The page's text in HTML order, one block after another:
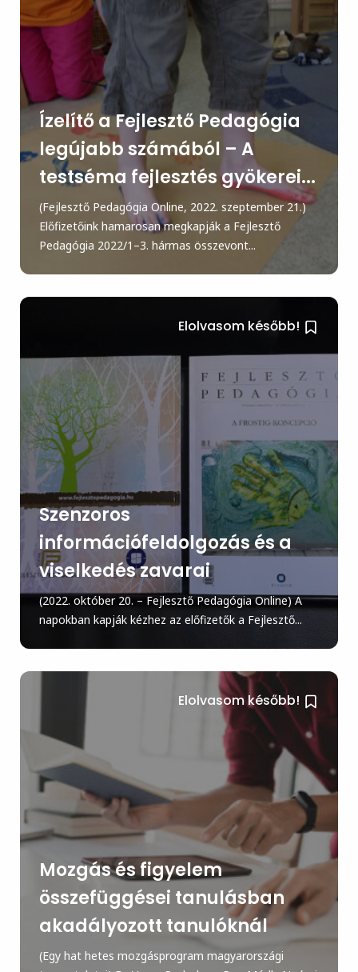
Ízelítő a Fejlesztő Pedagógia
legújabb számából – A
testséma fejlesztés gyökerei...
(Fejlesztő Pedagógia Online, 2022. szeptember 21.)
Előfizetőink hamarosan megkapják a Fejlesztő
Pedagógia 2022/1–3. hármas összevont...
Elolvasom később!
Szenzoros
információfeldolgozás és a
viselkedés zavarai
(2022. október 20. – Fejlesztő Pedagógia Online) A
napokban kapják kézhez az előfizetők a Fejlesztő...
Elolvasom később!
Mozgás és figyelem
összefüggései tanulásban
akadályozott tanulóknál
(Egy hat hetes mozgásprogram magyarországi